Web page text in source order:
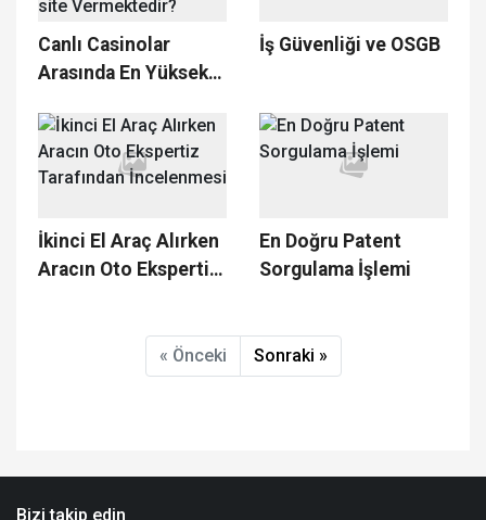
Canlı Casinolar
Arasında En Yüksek
Hangi site
Vermektedir?
İş Güvenliği ve OSGB
İkinci El Araç Alırken
Aracın Oto Ekspertiz
En Doğru Patent
Sorgulama İşlemi
« Önceki Sonraki »
Bizi takip edin